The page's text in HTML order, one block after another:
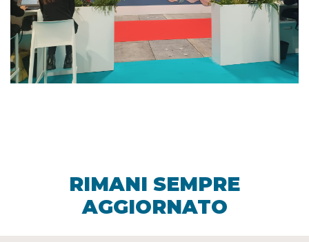
RIMANI SEMPRE
AGGIORNATO